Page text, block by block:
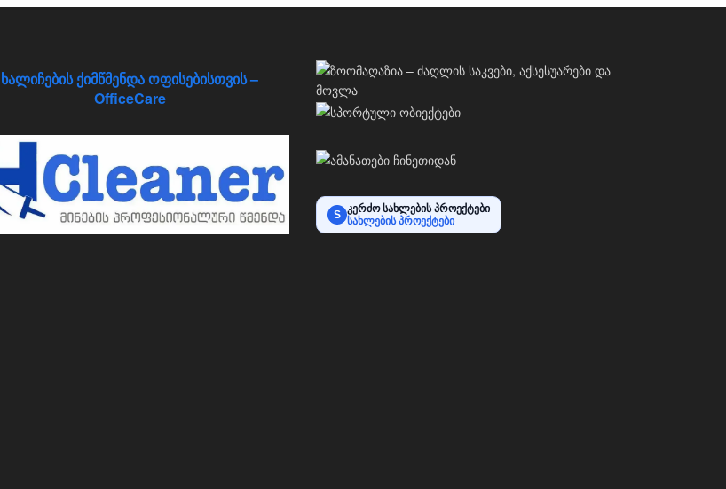
ხალიჩების ქიმწმენდა ოფისებისთვის –
OfficeCare
S კერძო სახლების პროექტები
სახლების პროექტები